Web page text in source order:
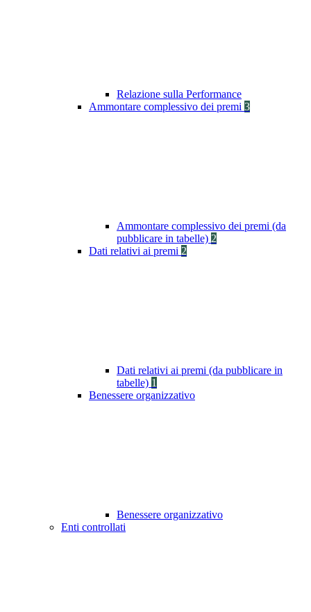
Relazione sulla Performance
Ammontare complessivo dei premi 3
Ammontare complessivo dei premi (da
pubblicare in tabelle) 2
Dati relativi ai premi 2
Dati relativi ai premi (da pubblicare in
tabelle) 1
Benessere organizzativo
Benessere organizzativo
Enti controllati